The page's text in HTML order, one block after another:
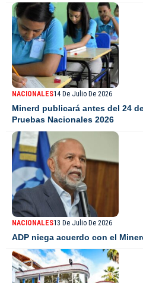
NACIONALES14 De Julio De 2026
Minerd publicará antes del 24
Pruebas Nacionales 2026
NACIONALES13 De Julio De 2026
ADP niega acuerdo con el